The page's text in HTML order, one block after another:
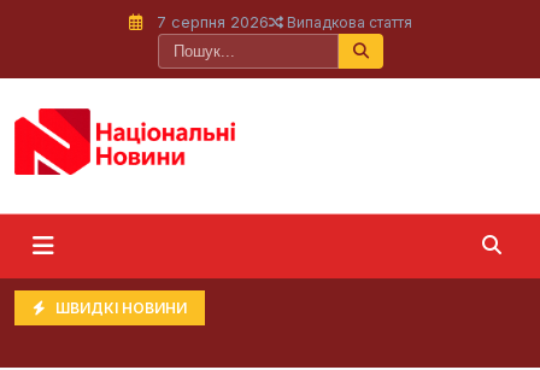
7 серпня 2026 Випадкова стаття
ШВИДКІ НОВИНИ